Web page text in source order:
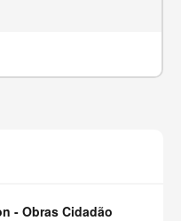
- Obras Cidadão